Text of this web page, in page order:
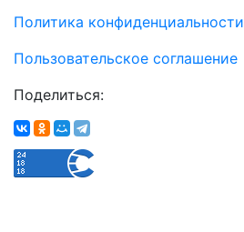
Политика конфиденциальности
Пользовательское соглашение
Поделиться: